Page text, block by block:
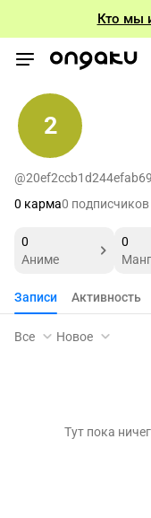
Кто мы
2
0 карма0 подписчиков
0
Аниме
0
Записи Активность
Все Новое
Тут пока